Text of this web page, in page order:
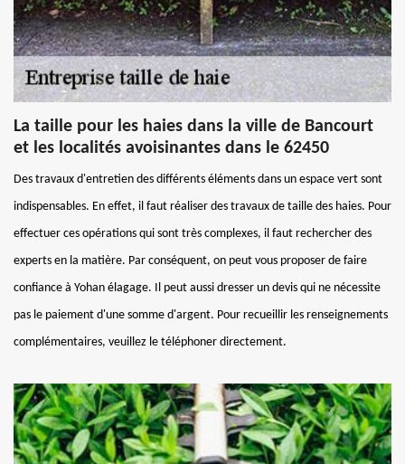
La taille pour les haies dans la ville de Bancourt
et les localités avoisinantes dans le 62450
Des travaux d'entretien des différents éléments dans un espace vert sont
indispensables. En effet, il faut réaliser des travaux de taille des haies. Pour
effectuer ces opérations qui sont très complexes, il faut rechercher des
experts en la matière. Par conséquent, on peut vous proposer de faire
confiance à Yohan élagage. Il peut aussi dresser un devis qui ne nécessite
pas le paiement d'une somme d'argent. Pour recueillir les renseignements
complémentaires, veuillez le téléphoner directement.